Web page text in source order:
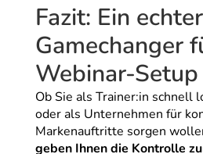
Fazit: Ein echter
Gamechanger
Webinar-Setup
Ob Sie als Trainer:in schnell
oder als Unternehmen für
Markenauftritte sorgen
geben Ihnen die Kontrolle